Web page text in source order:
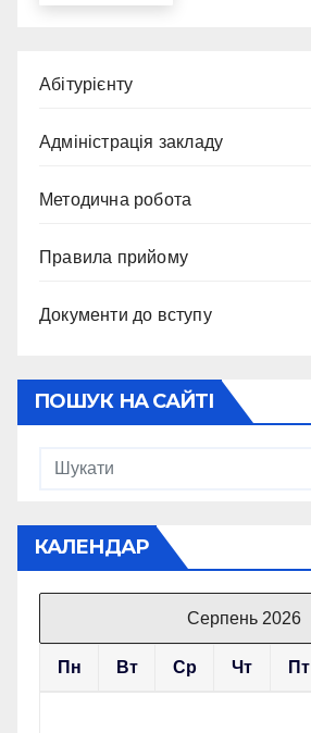
Абітурієнту
Адміністрація закладу
Методична робота
Правила прийому
Документи до вступу
ПОШУК НА САЙТІ
КАЛЕНДАР
Серпень 2026
Пн Вт Ср Чт Пт